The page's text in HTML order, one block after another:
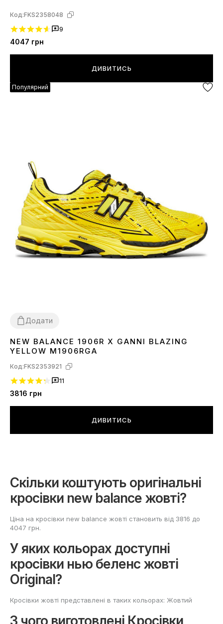
Код:FKS2358048
9
4047 грн
ДИВИТИСЬ
Популярний
Додати
4041
NEW BALANCE 1906R X GANNI BLAZING
YELLOW M1906RGA
Код:FKS2353921
11
3816 грн
ДИВИТИСЬ
Скільки коштують оригінальні
кросівки new balance жовті?
Ціна на кросівки new balance жовті становить від 3816 до
4047 грн.
У яких кольорах доступні
кросівки нью беленс жовті
Original?
Кросівки жовті представлені в таких кольорах: Жовтий
З чого виготовлені Кросівки